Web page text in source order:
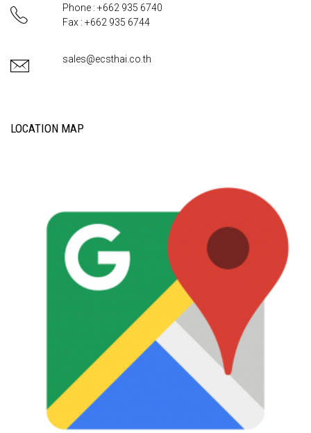
Phone : +662 935 6740
Fax : +662 935 6744
sales@ecsthai.co.th
LOCATION MAP